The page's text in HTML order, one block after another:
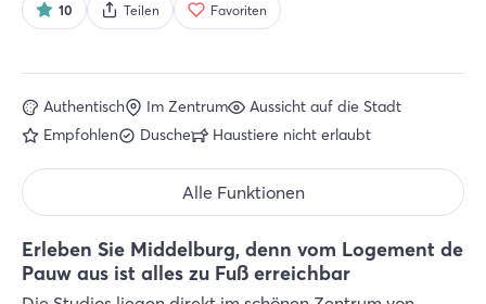
10 Teilen Favoriten
Erleben Sie Middelburg, denn vom Logement de
Pauw aus ist alles zu Fuß erreichbar
Authentisch Im Zentrum
Aussicht auf die Stadt
Empfohlen
Dusche Haustiere nicht erlaubt
Alle Funktionen